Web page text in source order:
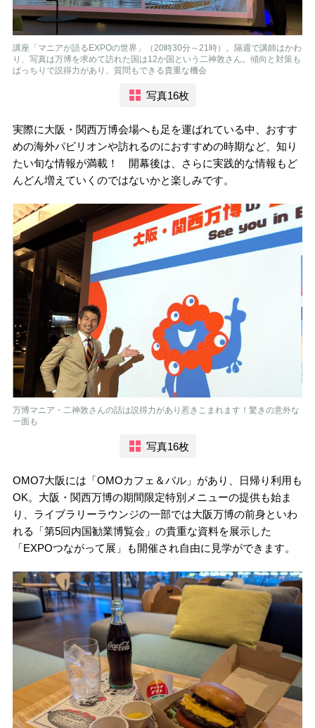
講座「マニアが語るEXPOの世界」（20時30分～21時）。隔週で講師はかわ
り、写真は万博を求めて訪れた国は12か国という二神敦さん。傾向と対策も
ばっちりで説得力があり、質問もできる貴重な機会
写真16枚
実際に大阪・関西万博会場へも足を運ばれている中、おすす
めの海外パビリオンや訪れるのにおすすめの時期など、知り
たい旬な情報が満載！ 開幕後は、さらに実践的な情報もど
んどん増えていくのではないかと楽しみです。
万博マニア・二神敦さんの話は説得力があり惹きこまれます！驚きの意外な
一面も
写真16枚
OMO7大阪には「OMOカフェ＆バル」があり、日帰り利用も
OK。大阪・関西万博の期間限定特別メニューの提供も始ま
り、ライブラリーラウンジの一部では大阪万博の前身といわ
れる「第5回内国勧業博覧会」の貴重な資料を展示した
「EXPOつながって展」も開催され自由に見学ができます。